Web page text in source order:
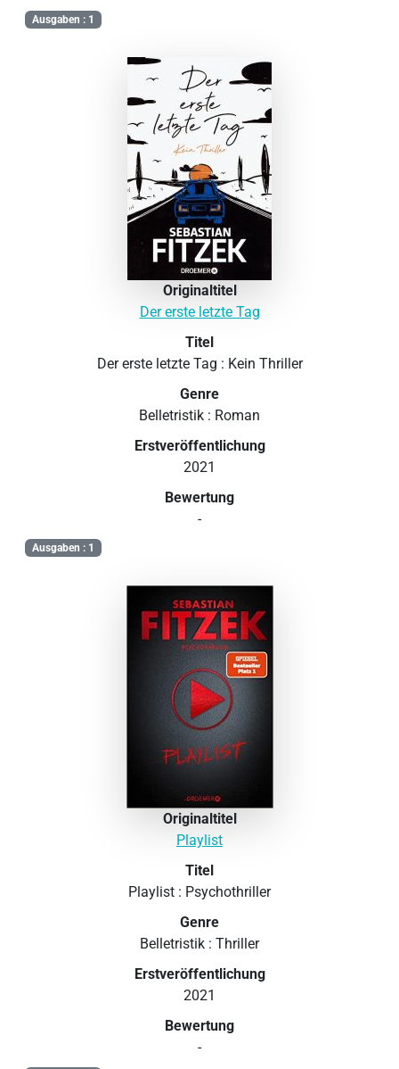
Ausgaben : 1
Originaltitel
Der erste letzte Tag
Titel
Der erste letzte Tag : Kein Thriller
Genre
Belletristik : Roman
Erstveröffentlichung
2021
Bewertung
-
Ausgaben : 1
Originaltitel
Playlist
Titel
Playlist : Psychothriller
Genre
Belletristik : Thriller
Erstveröffentlichung
2021
Bewertung
-